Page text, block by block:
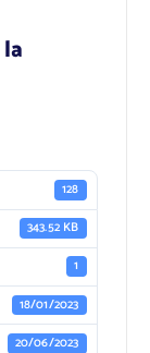
128
343.52 KB
1
18/01/2023
20/06/2023